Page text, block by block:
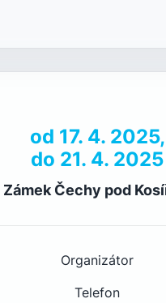
od 17. 4. 2025,
do 21. 4. 2025
Zámek Čechy pod
Organizátor
Telefon